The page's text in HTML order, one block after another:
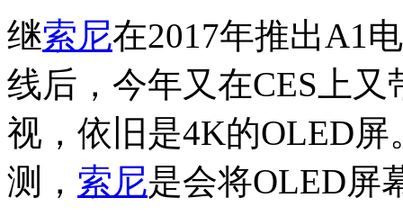
继索尼在2017年推出A1
线后，今年又在CES上
视，依旧是4K的OLED
测， 索尼是会将OLED屏